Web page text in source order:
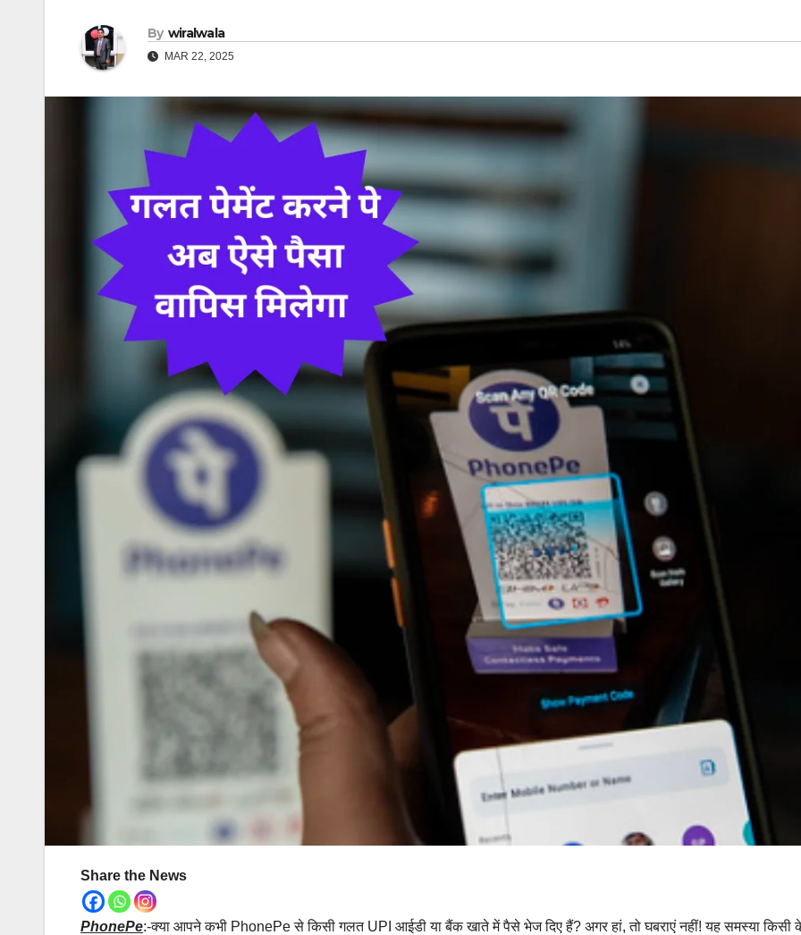
By wiralwala
MAR 22, 2025
Share the News
PhonePe:-क्या आपने कभी PhonePe से किसी गलत UPI आईडी या बैंक खाते में पैसे भेज दिए हैं? अगर हां, तो घबराएं नहीं! यह समस्या किसी